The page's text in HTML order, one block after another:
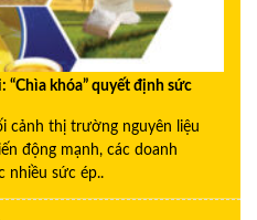
“Chìa khóa” quyết định sức
cảnh thị trường nguyên liệu
động mạnh, các doanh
nhiều sức ép..